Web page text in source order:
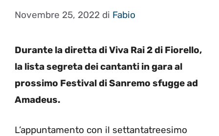
Novembre 25, 2022 di Fabio
Durante la diretta di Viva Rai 2 di Fiorello,
la lista segreta dei cantanti in gara al
prossimo Festival di Sanremo sfugge ad
Amadeus.
L’appuntamento con il settantatreesimo